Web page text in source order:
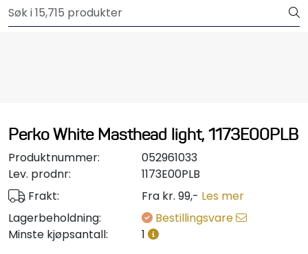
Skip to main content
Perko White Masthead light, 1173E00PLB
Produktnummer:
052961033
Lev. prodnr:
1173E00PLB
Frakt:
Fra kr. 99,- Les mer
Lagerbeholdning:
Bestillingsvare
Minste kjøpsantall:
1
Elektrisk
Motordeler
Propeller
Pumper